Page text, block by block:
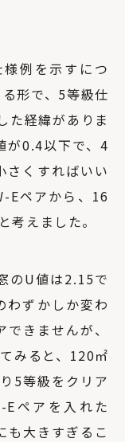
例を示すにつ
形で、5等級仕
た経緯がありま
が0.4以下で、4
さくすればいい
Eペアから、16
考えました。
のU値は2.15で
わずかしか変わ
きませんが、
みると、120㎡
5等級をクリア
Eペアを入れた
も大きすぎるこ